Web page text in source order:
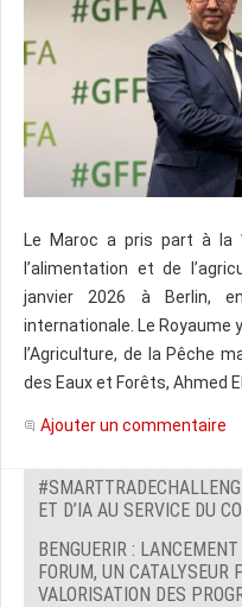
Le Maroc a pris part à la
l’alimentation et de
janvier 2026 à Berlin,
internationale. Le Royaume
l’Agriculture, de la Pêche
des Eaux et Forêts, Ahmed
Ajouter un commentaire
ET D’IA AU SERVICE DU
BENGUERIR :
FORUM, UN CATALYSEUR
VALORISATION DES